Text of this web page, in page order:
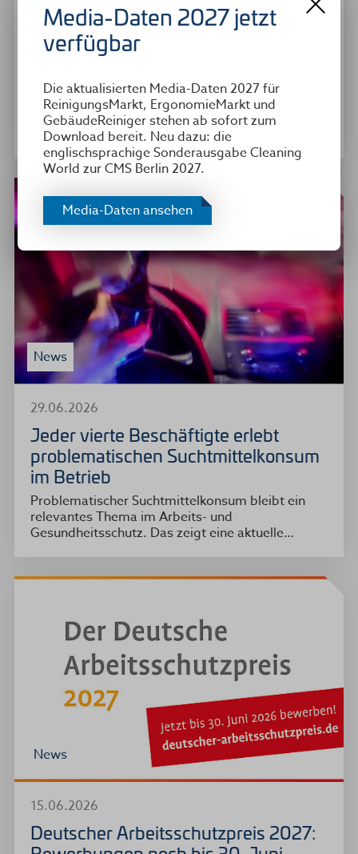
29.06.2026
Bewerbungsfrist bis 15. Juli
verlängert
Unternehmen, Organisationen und engagierte
Einzelpersonen erhalten mehr Zeit, ihre Ideen für
den Deutschen…
News
29.06.2026
Jeder vierte Beschäftigte erlebt
problematischen Suchtmittelkonsum
im Betrieb
Problematischer Suchtmittelkonsum bleibt ein
relevantes Thema im Arbeits- und
Gesundheitsschutz. Das zeigt eine aktuelle…
News
15.06.2026
Deutscher Arbeitsschutzpreis 2027:
Media-Daten 2027 jetzt
verfügbar
Die aktualisierten Media-Daten 2027 für
ReinigungsMarkt, ErgonomieMarkt und
GebäudeReiniger stehen ab sofort zum
Download bereit. Neu dazu: die
englischsprachige Sonderausgabe Cleaning
World zur CMS Berlin 2027.
Media-Daten ansehen